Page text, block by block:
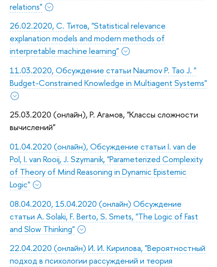
relations"
26.02.2020, С. Титов, "Statistical relevance
explanation models and modern methods of
interpretable machine learning"
11.03.2020, Обсуждение статьи Naumov P. Tao J. "
Budget-Constrained Knowledge in Multiagent Systems"
25.03.2020 (онлайн), Р. Агамов, "Классы сложности
вычислений"
01.04.2020 (онлайн), Обсуждение статьи I. van de
Pol, I. van Rooij, J. Szymanik, "Parameterized Complexity
of Theory of Mind Reasoning in Dynamic Epistemic
Logic"
08.04.2020, 15.04.2020 (онлайн) Обсуждение
статьи A. Solaki, F. Berto, S. Smets, "The Logic of Fast
and Slow Thinking"
22.04.2020 (онлайн) И. И. Кирилова, "Вероятностный
подход в психологии рассуждений и теория